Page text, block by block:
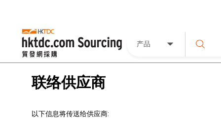
产品
联络供应商
以下信息将传送给供应商: